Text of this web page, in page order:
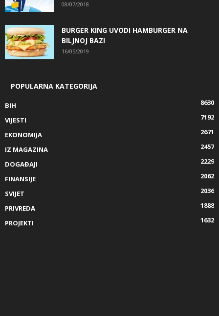
08/07/2018
BURGER KING UVODI HAMBURGER NA
BILJNOJ BAZI
16/05/2019
POPULARNA KATEGORIJA
BIH
8630
VIJESTI
7192
EKONOMIJA
2671
IZ MAGAZINA
2457
DOGAĐAJI
2229
FINANSIJE
2062
SVIJET
2036
PRIVREDA
1888
PROJEKTI
1632